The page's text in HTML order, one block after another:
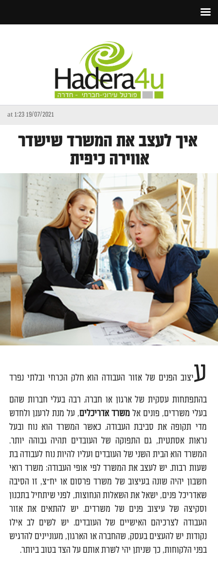
19/07/2021 at 1:23
איך לעצב את המשרד שישדר
אווירה כיפית
עיצוב הפנים של אזור העבודה הוא חלק הכרחי ובלתי נפרד
בהתפתחות עסקית של ארגון או חברה. רבה בעלי חברות שהם
בעלי משרדים, פונים אלמשרד אדריכלים, על מנת לרענן ולחדש
מדי תקופה את סביבת העבודה. כאשר המשרד הוא נוח ובעל
נראות אסתטית, גם התפוקה של העובדים תהיה גבוהה יותר.
המשרד הוא הבית השני של העובדים ועליו להיות נוח לעבודה בת
שעות רבות. יש לעצב את המשרד לפי אופי העבודה: משרד רואי
חשבון יהיה שונה בעיצוב של משרד פרסום או יח"צ, זו הסיבה
שאדריכל פנים, ישאל את השאלות הנחוצות, לפני שיתחיל בתכנון
וסקיצה של עיצוב פנים של משרדים. יש להתאים את אזור
העבודה לצרכיהם האישיים של העובדים. יש לשים לב אילו
נקודות יש להעצים בעסק, שהחברה או הארגון, מעוניינים להדגיש
בפני הלקוחות, כך שניתן יהי לשרת אותם על הצד בטוב ביותר.